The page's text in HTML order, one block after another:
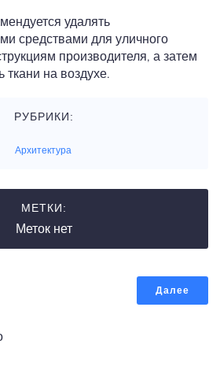
удалять
средствами для уличного
производителя, а затем
на воздухе.
РУБРИКИ:
Архитектура
МЕТКИ:
Меток нет
Далее